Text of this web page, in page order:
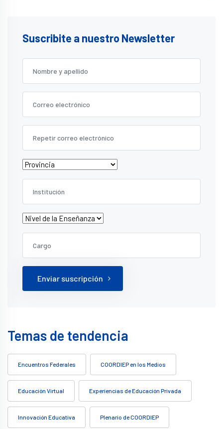
Suscribite a nuestro Newsletter
Enviar suscripción
Temas de tendencia
Encuentros Federales COORDIEP en los Medios
Educación Virtual Experiencias de Educación Privada
Innovación Educativa Plenario de COORDIEP